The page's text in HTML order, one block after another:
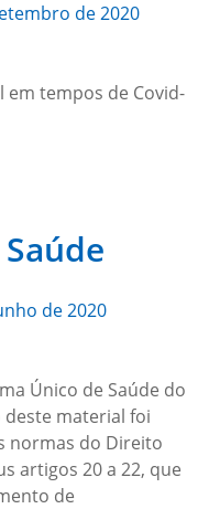
de 2020
em tempos de Covid-
de 2020
Único de Saúde do
deste material foi
normas do Direito
artigos 20 a 22, que
de